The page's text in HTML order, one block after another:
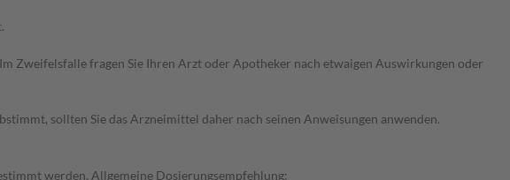
Zweifelsfalle fragen Sie Ihren Arzt oder Apotheker nach etwaigen Auswirkungen oder
sollten Sie das Arzneimittel daher nach seinen Anweisungen anwenden.
werden. Allgemeine Dosierungsempfehlung: